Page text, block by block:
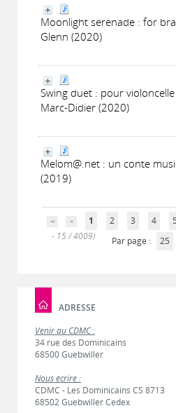
Moonlight serenade : for
Glenn (2020)
Swing duet : pour
Marc-Didier (2020)
Melom@.net : un conte
(2019)
1 2 3 4 5
- 15 / 4009)
Par page : 25
ADRESSE
Venir au CDMC :
34 rue des Dominicains
68500 Guebwiller
Nous écrire :
CDMC - Les Dominicains CS 8713
68502 Guebwiller Cedex